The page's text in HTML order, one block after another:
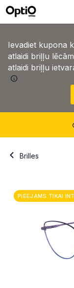
Ievadiet kupona
atlaidi briļļu
atlaidi briļļu
Brilles
PIEEJAMS TIKAI